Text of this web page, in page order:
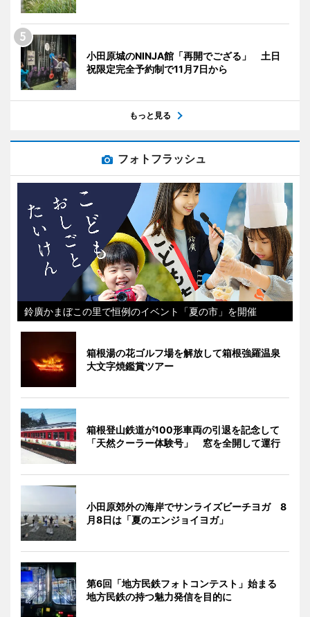
小田原城のNINJA館「再開でござる」 土日
祝限定完全予約制で11月7日から
もっと見る
フォトフラッシュ
鈴廣かまぼこの里で恒例のイベント「夏の市」を開催
箱根湯の花ゴルフ場を解放して箱根強羅温泉
大文字焼鑑賞ツアー
箱根登山鉄道が100形車両の引退を記念して
「天然クーラー体験号」 窓を全開して運行
小田原郊外の海岸でサンライズビーチヨガ 8
月8日は「夏のエンジョイヨガ」
第6回「地方民鉄フォトコンテスト」始まる
地方民鉄の持つ魅力発信を目的に